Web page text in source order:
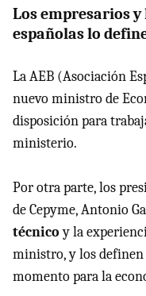
Los empresarios
españolas lo
La AEB (Asociación
nuevo ministro de
disposición para
ministerio.
Por otra parte, los
de Cepyme, Antonio
técnicoy la
ministro, y los definen
momento para la